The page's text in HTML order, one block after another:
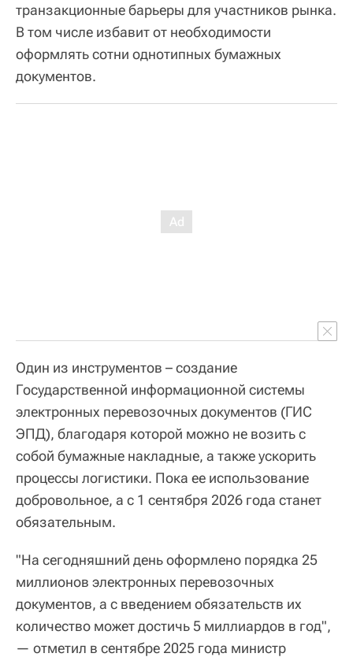
транзакционные барьеры для участников рынка.
В том числе избавит от необходимости
оформлять сотни однотипных бумажных
документов.
Один из инструментов – создание
Государственной информационной системы
электронных перевозочных документов (ГИС
ЭПД), благодаря которой можно не возить с
собой бумажные накладные, а также ускорить
процессы логистики. Пока ее использование
добровольное, а с 1 сентября 2026 года станет
обязательным.
"На сегодняшний день оформлено порядка 25
миллионов электронных перевозочных
документов, а с введением обязательств их
количество может достичь 5 миллиардов в год",
— отметил в сентябре 2025 года министр